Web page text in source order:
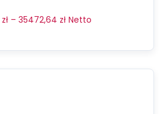
zł – 35472,64 zł Netto